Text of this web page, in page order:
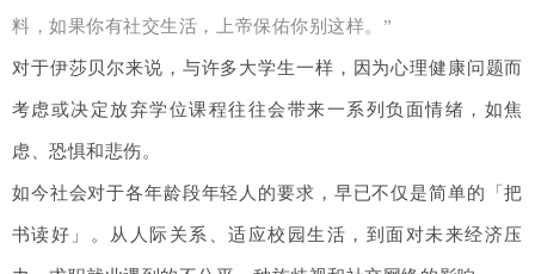
料，如果你有社交生活，上帝保佑你别这样。”
对于伊莎贝尔来说，与许多大学生一样，因为心理健康问题而
考虑或决定放弃学位课程往往会带来一系列负面情绪，如焦
虑、恐惧和悲伤。
如今社会对于各年龄段年轻人的要求，早已不仅是简单的「把
书读好」。从人际关系、适应校园生活，到面对未来经济压